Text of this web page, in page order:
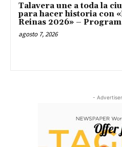
Talavera une a toda la
para hacer historia con
Reinas 2026» –
agosto 7, 2026
-